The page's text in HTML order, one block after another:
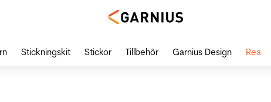
Stickningskit Stickor Tillbehör Garnius Design Rea